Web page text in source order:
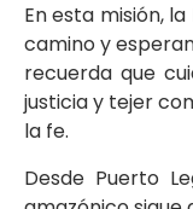
En esta misión,
camino y
recuerda que
justicia y tejer
la fe.
Desde Puerto